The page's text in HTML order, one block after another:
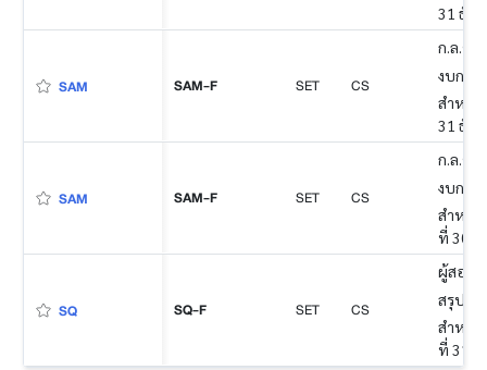
31 ธัน
SAM SAM-F SET CS
ก.ล.ต.
งบการ
สำหรับ
31 ธัน
SAM SAM-F SET CS
ก.ล.ต.
งบการ
สำหรับ
ที่ 30 มิ
SQ SQ-F SET CS
ผู้สอบบั
สรุป
สำหรับ
ที่ 31 มี